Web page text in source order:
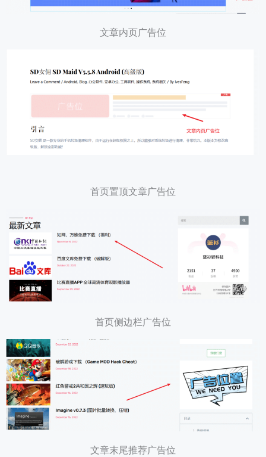
文章内页广告位
首页置顶文章广告位
首页侧边栏广告位
文章末尾推荐广告位